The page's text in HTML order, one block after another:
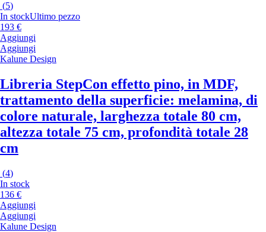
(5)
In stockUltimo pezzo
193 €
Aggiungi
Aggiungi
Kalune Design
Libreria StepCon effetto pino, in MDF,
trattamento della superficie: melamina, di
colore naturale, larghezza totale 80 cm,
altezza totale 75 cm, profondità totale 28
cm
(4)
In stock
136 €
Aggiungi
Aggiungi
Kalune Design